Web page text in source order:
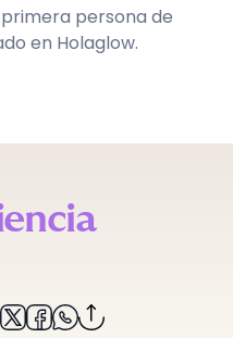
persona de
en Holaglow.